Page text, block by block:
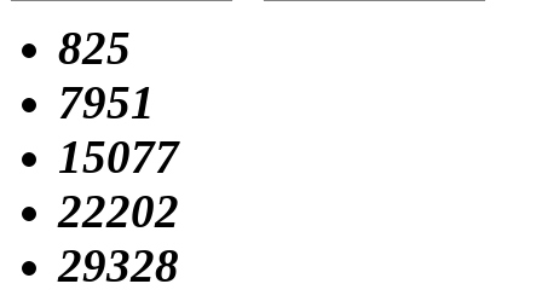
825
7951
15077
22202
29328